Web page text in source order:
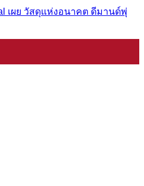
เผย วัสดุแห่งอนาคต ดีมานด์พุ่